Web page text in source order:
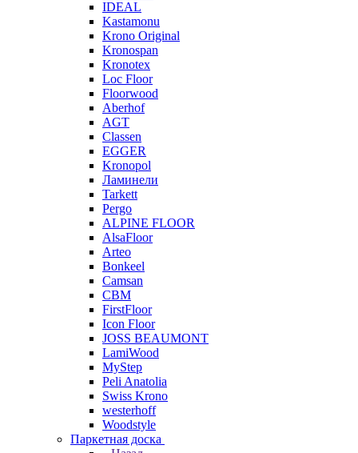
IDEAL
Kastamonu
Krono Original
Kronospan
Kronotex
Loc Floor
Floorwood
Aberhof
AGT
Classen
EGGER
Kronopol
Ламинели
Tarkett
Pergo
ALPINE FLOOR
AlsaFloor
Arteo
Bonkeel
Camsan
CBM
FirstFloor
Icon Floor
JOSS BEAUMONT
LamiWood
MyStep
Peli Anatolia
Swiss Krono
westerhoff
Woodstyle
Паркетная доска